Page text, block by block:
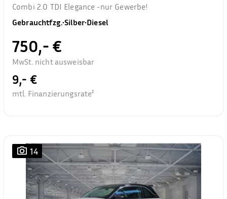
Combi 2.0 TDI Elegance -nur Gewerbe!
Gebrauchtfzg.•Silber•Diesel
750,- €
MwSt. nicht ausweisbar
9,- €
mtl. Finanzierungsrate²
14